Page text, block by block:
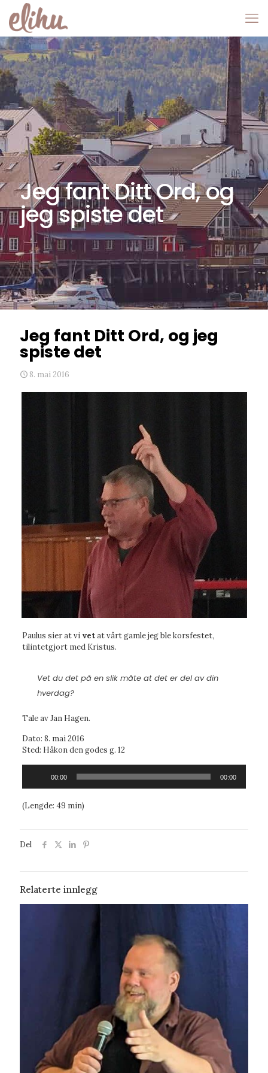
Jeg fant Ditt Ord, og
jeg spiste det
Jeg fant Ditt Ord, og jeg
spiste det
8. mai 2016
Paulus sier at vi vetat vårt gamle jeg ble korsfestet,
tilintetgjort med Kristus.
Vet du det på en slik måte at det er del av din
hverdag?
Tale av Jan Hagen.
Dato: 8. mai 2016
Sted: Håkon den godes g. 12
00:00 00:00
(Lengde: 49 min)
Del
Relaterte innlegg